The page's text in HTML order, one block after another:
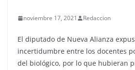
noviembre 17, 2021 Redaccion
El diputado de Nueva Alianza
incertidumbre entre los docentes
del biológico, por lo que hubieran